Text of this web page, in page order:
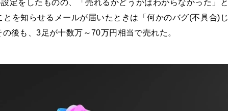
定をしたものの、「売れるかどうかはわからなかった」と
を知らせるメールが届いたときは「何かのバグ(不具合)じ
後も、3足が十数万～70万円相当で売れた。